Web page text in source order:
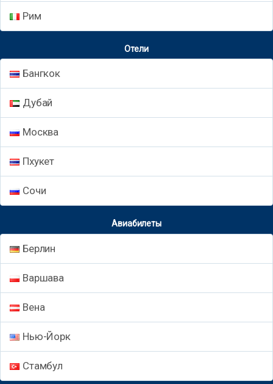
Рим
Отели
Бангкок
Дубай
Москва
Пхукет
Сочи
Авиабилеты
Берлин
Варшава
Вена
Нью-Йорк
Стамбул